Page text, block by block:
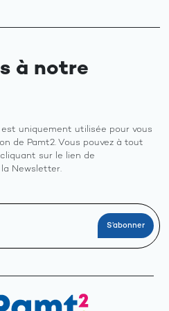
à notre
uniquement utilisée pour vous
de Pamt2. Vous pouvez à tout
sur le lien de
Newsletter.